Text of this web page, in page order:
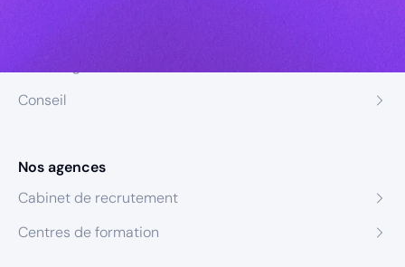
Conseil
Nos agences
Cabinet de recrutement
Centres de formation